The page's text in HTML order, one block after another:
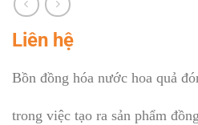
Liên hệ
Bồn đồng hóa nước hoa quả
trong việc tạo ra sản phẩm